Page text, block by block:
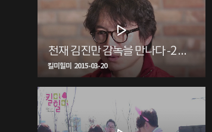
천재 김진만 감독을 만나다 -2 <생생현장>
킬미힐미 2015-03-20